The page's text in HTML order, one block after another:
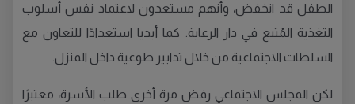
الطفل قد انخفض، وأنهم مستعدون لاعتماد نفس أسلوب
التغذية المُتبع في دار الرعاية. كما أبديا استعدادًا للتعاون مع
السلطات الاجتماعية من خلال تدابير طوعية داخل المنزل.
لكن المجلس الاجتماعي رفض مرة أخرى طلب الأسرة، معتبرًا